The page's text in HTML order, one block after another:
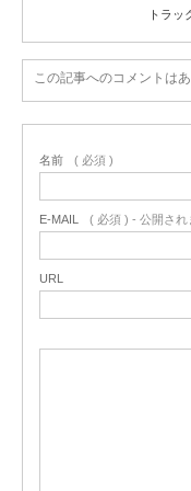
トラッ
この記事へのコメントはあ
名前 ( 必須 )
E-MAIL ( 必須 ) - 公開され
URL